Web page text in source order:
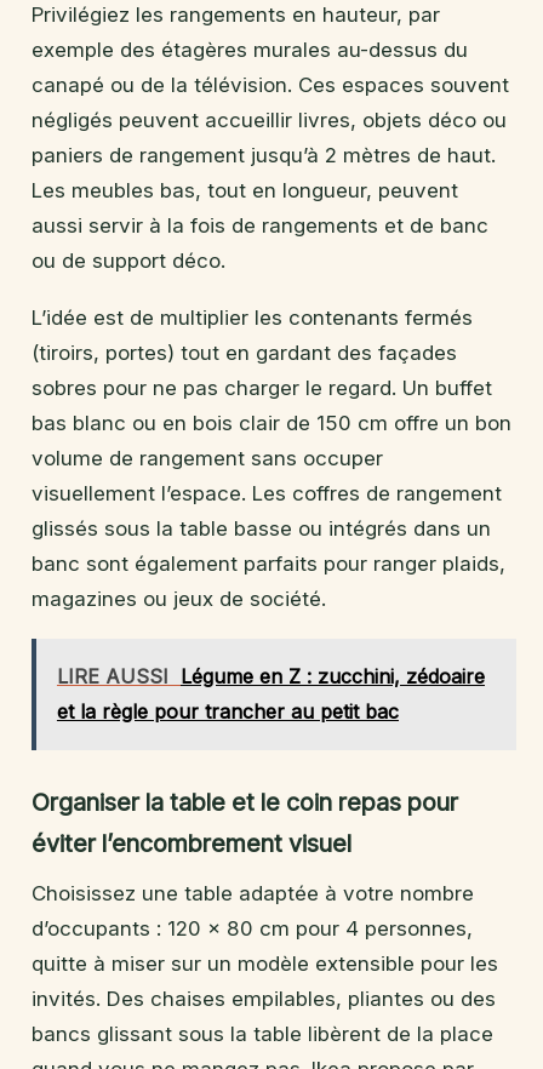
Privilégiez les rangements en hauteur, par
exemple des étagères murales au-dessus du
canapé ou de la télévision. Ces espaces souvent
négligés peuvent accueillir livres, objets déco ou
paniers de rangement jusqu’à 2 mètres de haut.
Les meubles bas, tout en longueur, peuvent
aussi servir à la fois de rangements et de banc
ou de support déco.
L’idée est de multiplier les contenants fermés
(tiroirs, portes) tout en gardant des façades
sobres pour ne pas charger le regard. Un buffet
bas blanc ou en bois clair de 150 cm offre un bon
volume de rangement sans occuper
visuellement l’espace. Les coffres de rangement
glissés sous la table basse ou intégrés dans un
banc sont également parfaits pour ranger plaids,
magazines ou jeux de société.
LIRE AUSSI Légume en Z : zucchini, zédoaire
et la règle pour trancher au petit bac
Organiser la table et le coin repas pour
éviter l’encombrement visuel
Choisissez une table adaptée à votre nombre
d’occupants : 120 x 80 cm pour 4 personnes,
quitte à miser sur un modèle extensible pour les
invités. Des chaises empilables, pliantes ou des
bancs glissant sous la table libèrent de la place